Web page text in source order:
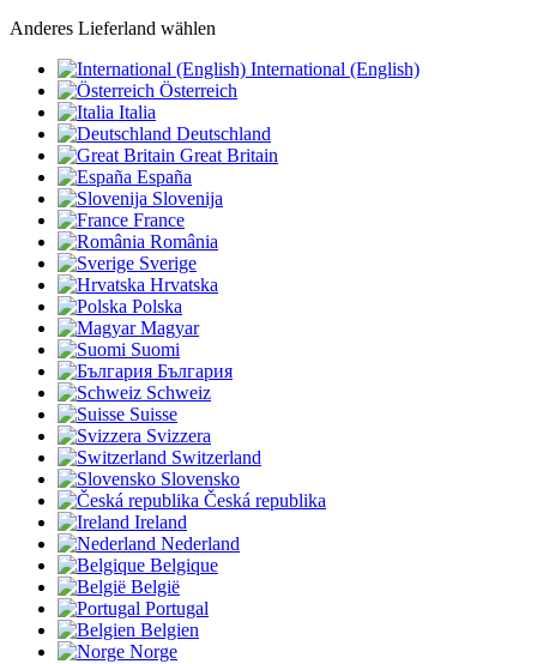
Anderes Lieferland wählen
International (English)
Österreich
Italia
Deutschland
Great Britain
España
Slovenija
France
România
Sverige
Hrvatska
Polska
Magyar
Suomi
България
Schweiz
Suisse
Svizzera
Switzerland
Slovensko
Česká republika
Ireland
Nederland
Belgique
België
Portugal
Belgien
Norge